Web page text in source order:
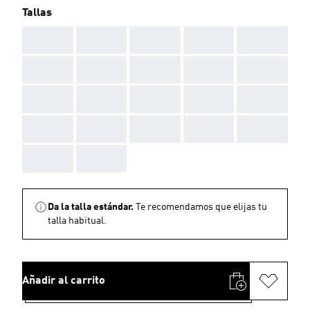
Tallas
Da la talla estándar.
Te recomendamos que elijas tu
talla habitual.
Añadir al carrito